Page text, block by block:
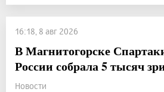
16:18, 8 авг 2026
В Магнитогорске
России собрала 5 тысяч
Новости